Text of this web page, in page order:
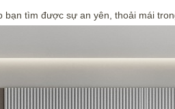
tìm được sự an yên, thoải mái